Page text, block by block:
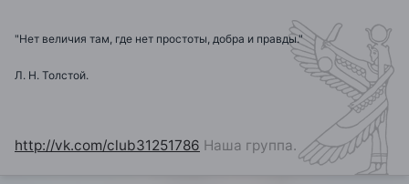
"Нет величия там, где нет простоты, добра и правды."
Л. Н. Толстой.
http://vk.com/club31251786 Наша группа.